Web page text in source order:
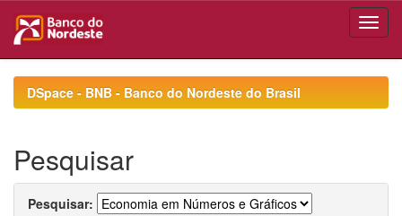
navigationDSpace - BNB - Banco do Nordeste do Brasil
Pesquisar
Pesquisar: